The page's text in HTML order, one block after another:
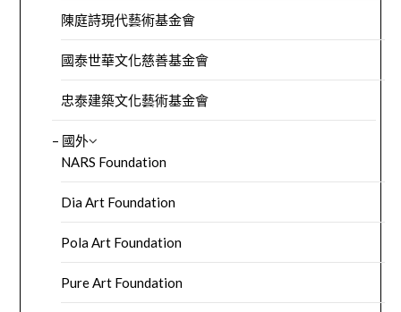
陳庭詩現代藝術基金會
國泰世華文化慈善基金會
忠泰建築文化藝術基金會
– 國外
NARS Foundation
Dia Art Foundation
Pola Art Foundation
Pure Art Foundation